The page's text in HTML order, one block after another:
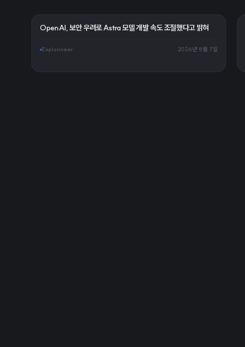
OpenAI, 보안 우려로 Astra 모델 개발 속도 조절했다고 밝혀
Explorineer 2026년 8월 7일